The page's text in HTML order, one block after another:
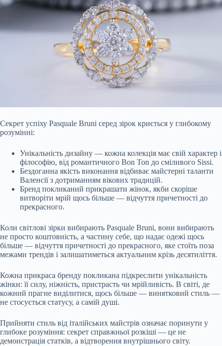
Секрет успіху Pasquale Bruni серед зірок криється у глибокому
розумінні:
Унікальність дизайну — кожна колекція має свій характер і
філософію, від романтичного Bon Ton до сміливого Sissi.
Бездоганна якість виконання відбиває майстерні таланти
Валенсії з дотриманням вікових традицій.
Бренд покликаний прикрашати жінок, якби скоріше
витворіти мрій щось більше — відчуття причетності до
прекрасного.
Коли світлові зірки вибирають Pasquale Bruni, вони вибирають
не просто коштовність, а частину себе, що надає одежі щось
більше — відчуття причетності до прекрасного, яке стоїть поза
межами трендів і залишатиметься актуальним крізь десятиліття.
Кожна прикраса бренду покликана підкреслити унікальність
жінки: її силу, ніжність, пристрасть чи мрійливість. В світі, де
кожний прагне виділитися, щось більше — винятковий стиль —
не стосується статусу, а самій душі.
Прийняти стиль від італійських майстрів означає поринути у
глибоке розуміння: секрет справжньої розкіші — це не
демонстрація статків, а відтворення внутрішнього світу.